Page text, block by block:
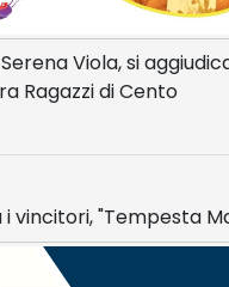
Viola, si
Ragazzi di Cento
vincitori, "Tempesta